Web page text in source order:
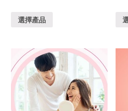
選擇產品